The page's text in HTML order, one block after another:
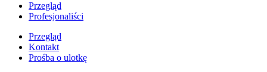
Przegląd
Profesjonaliści
Przegląd
Kontakt
Prośba o ulotkę